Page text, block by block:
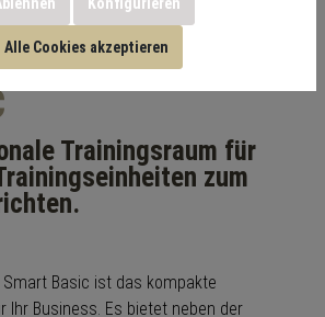
Smart
Trainingsraum für
zum
Smart Basic ist das kompakte
Ihr Business. Es bietet neben der
Alle Cookies akzeptieren